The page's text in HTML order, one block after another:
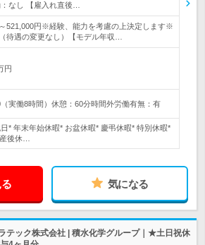
なし 【雇入れ直後…
521,000円※経験、能力を考慮の上決定します※
待遇の変更なし）【モデル年収…
円
実働8時間）休憩：60分時間外労働有無：有
* 年末年始休暇* お盆休暇* 慶弔休暇* 特別休暇*
後休…
気になる
テック株式会社 | 積水化学グループ｜★土日祝休